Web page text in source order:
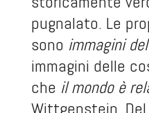
pugnalato. Le
sono immagini
immagini delle
che il mondo è
Wittgenstein.